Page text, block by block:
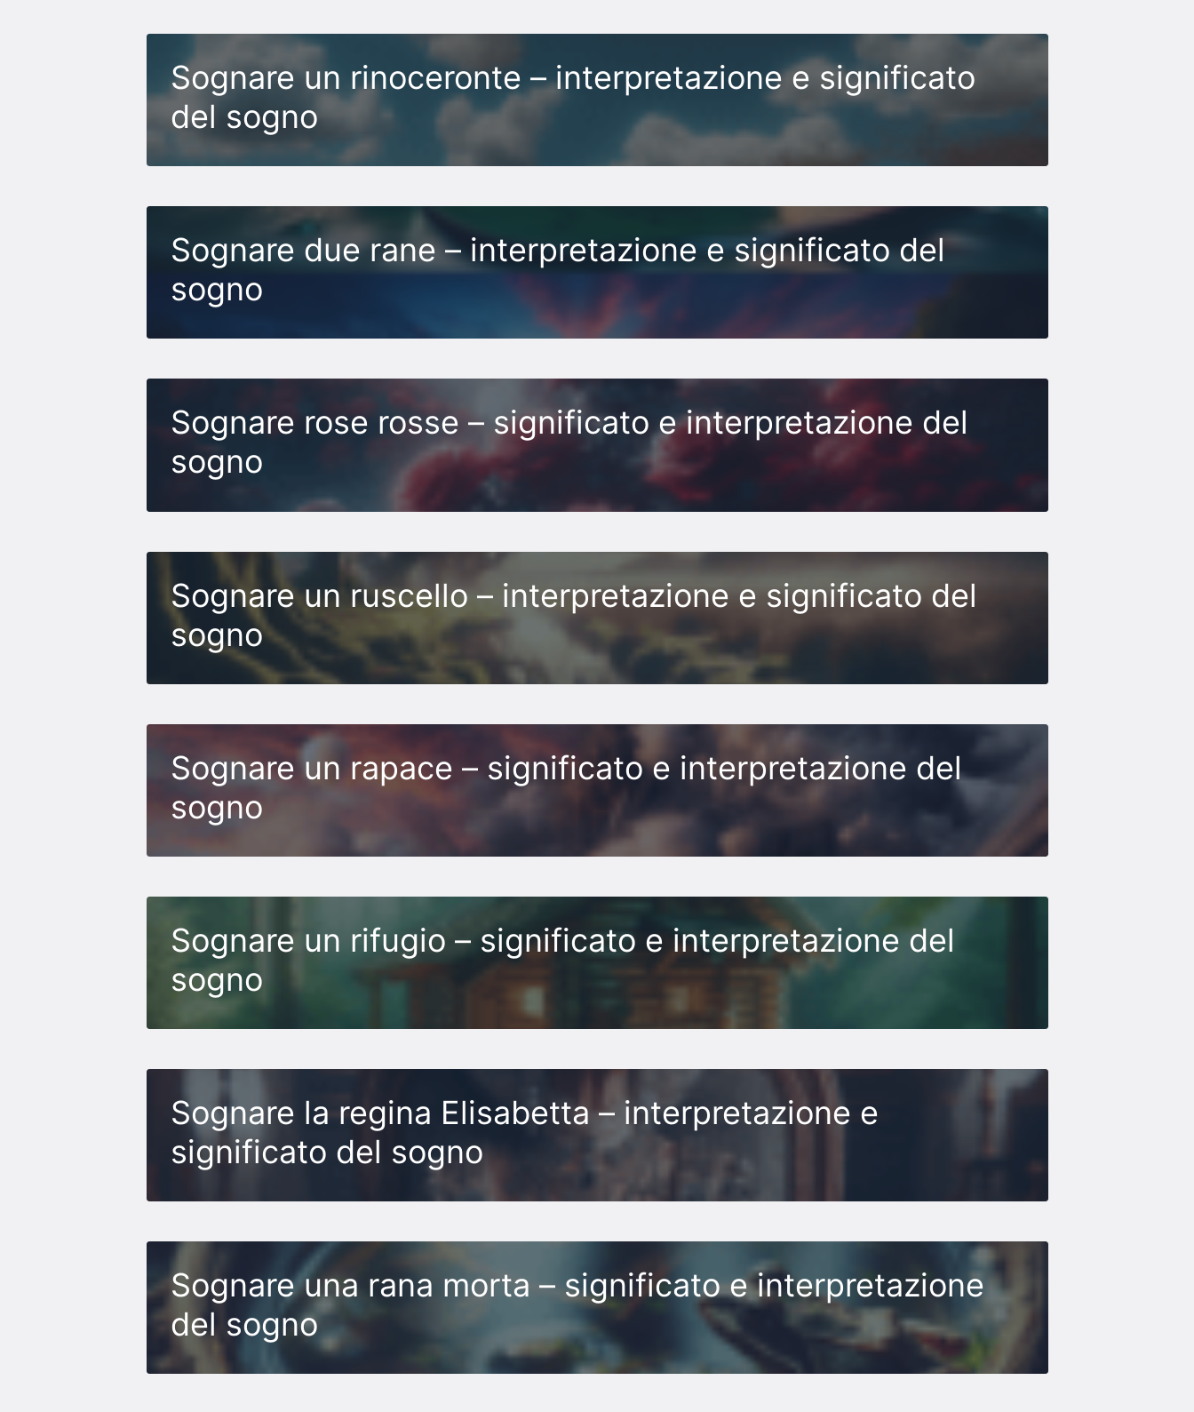
Sognare un rinoceronte – interpretazione e significato
del sogno
Sognare due rane – interpretazione e significato del
sogno
Sognare rose rosse – significato e interpretazione del
sogno
Sognare un ruscello – interpretazione e significato del
sogno
Sognare un rapace – significato e interpretazione del
sogno
Sognare un rifugio – significato e interpretazione del
sogno
Sognare la regina Elisabetta – interpretazione e
significato del sogno
Sognare una rana morta – significato e interpretazione
del sogno